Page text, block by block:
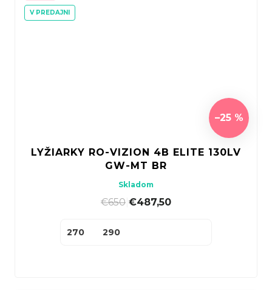
V PREDAJNI
–25 %
LYŽIARKY RO-VIZION 4B ELITE 130LV
GW-MT BR
Skladom
€650 €487,50
270 290